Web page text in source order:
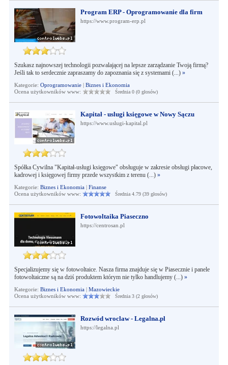
Program ERP - Oprogramowanie dla firm
https://www.program-erp.pl
Szukasz najnowszej technologii pozwalającej na lepsze zarządzanie Twoją firmą?
Jeśli tak to serdecznie zapraszamy do zapoznania się z systemami (...) »
Kategorie: Oprogramowanie| Biznes i Ekonomia
Ocena użytkowników www:
Średnia 0 (0 głosów)
Kapitał - uslugi księgowe w Nowy Sączu
https://www.uslugi-kapital.pl
Spółka Cywilna "Kapitał-usługi księgowe" obsługuje w zakresie obsługi płacowe,
kadrowej i księgowej firmy przede wszystkim z terenu (...) »
Kategorie: Biznes i Ekonomia| Finanse
Ocena użytkowników www:
Średnia 4.79 (39 głosów)
Fotowoltaika Piaseczno
https://centrosan.pl
Specjalizujemy się w fotowoltaice. Nasza firma znajduje się w Piasecznie i panele
fotowoltaiczne są na dziś produktem którym nie tylko handlujemy (...) »
Kategorie: Biznes i Ekonomia| Mazowieckie
Ocena użytkowników www:
Średnia 3 (2 głosów)
Rozwód wroclaw - Legalna.pl
https://legalna.pl